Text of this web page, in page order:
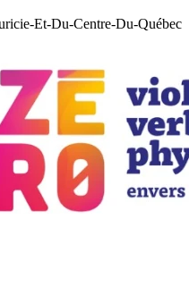
Et-Du-Centre-Du-Québec